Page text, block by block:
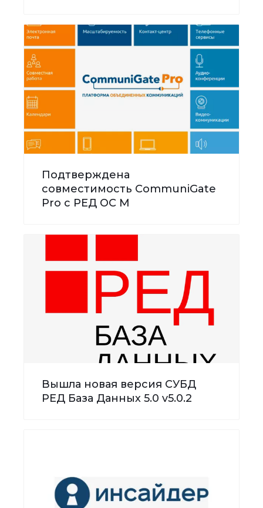
Подтверждена
совместимость CommuniGate
Pro с РЕД ОС М
Вышла новая версия СУБД
РЕД База Данных 5.0 v5.0.2